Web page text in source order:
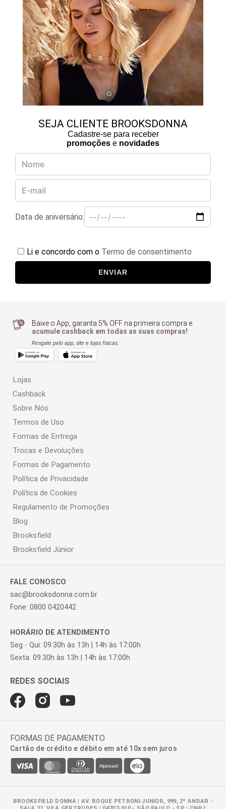
SEJA CLIENTE BROOKSDONNA
Cadastre-se para receber
promoções e novidades
Data de aniversário:
Li e concordo com o Termo de consentimento
ENVIAR
Baixe o App, garanta 5% OFF na primeira compra e
acumule cashback em todas as suas compras!
Resgate pelo app, site e lojas físicas.
Lojas
Cashback
Sobre Nós
Termos de Uso
Formas de Entrega
Trocas e Devoluções
Formas de Pagamento
Política de Privacidade
Política de Cookies
Regulamento de Promoções
Blog
Brooksfield
Brooksfield Júnior
FALE CONOSCO
sac@brooksdonna.com.br
Fone: 0800 0420442
HORÁRIO DE ATENDIMENTO
Seg - Qui: 09:30h às 13h | 14h às 17:00h
Sexta: 09:30h às 13h | 14h às 17:00h
FORMAS DE PAGAMENTO
Cartão de crédito e débito em até 10x sem juros
BROOKSFIELD DONNA | AV. ROQUE PETRONI JUNIOR, 999, 2º ANDAR -